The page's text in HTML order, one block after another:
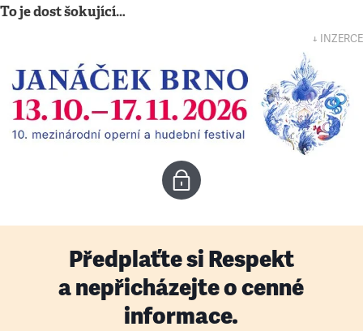
To je dost šokující…
↓ INZERCE
Předplaťte si Respekt
a nepřicházejte o cenné
informace.